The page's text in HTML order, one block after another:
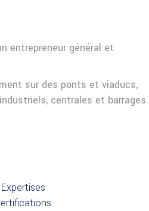
entrepreneur général et
sur des ponts et viaducs,
centrales et barrages
Expertises